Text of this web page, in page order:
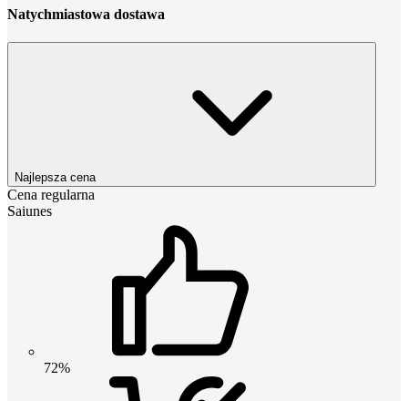
Natychmiastowa dostawa
Najlepsza cena
Cena regularna
Saiunes
72%